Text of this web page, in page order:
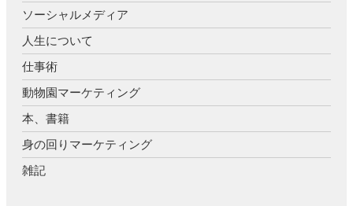
ソーシャルメディア
人生について
仕事術
動物園マーケティング
本、書籍
身の回りマーケティング
雑記